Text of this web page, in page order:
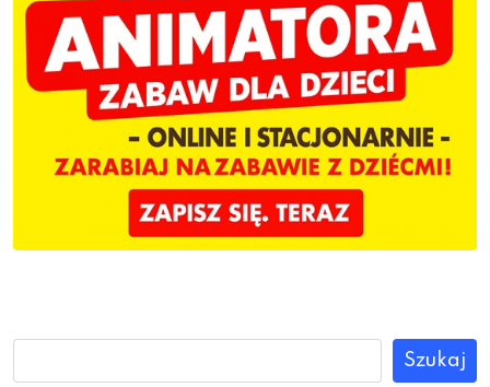
Szukaj